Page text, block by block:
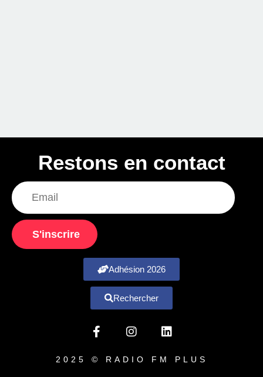
Restons en contact
S'inscrire
Adhésion 2026
Rechercher
2025 © RADIO FM PLUS